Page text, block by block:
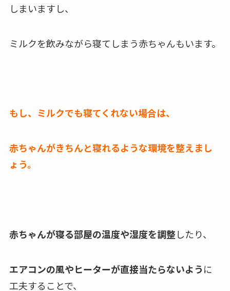
しまいますし、
ミルクを飲みながら寝てしまう赤ちゃんもいます。
もし、ミルクでも寝てくれない場合は、
赤ちゃんがきちんと寝れるような環境を整えまし
ょう。
赤ちゃんが寝る部屋の温度や湿度を調整したり、
エアコンの風やヒーターが直接当たらないように
工夫することで、